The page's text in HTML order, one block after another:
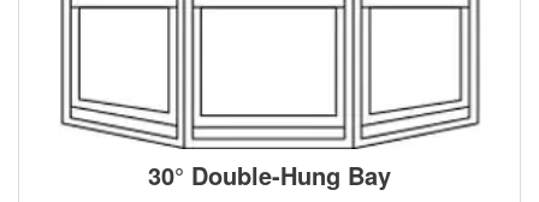
30° Double-Hung Bay